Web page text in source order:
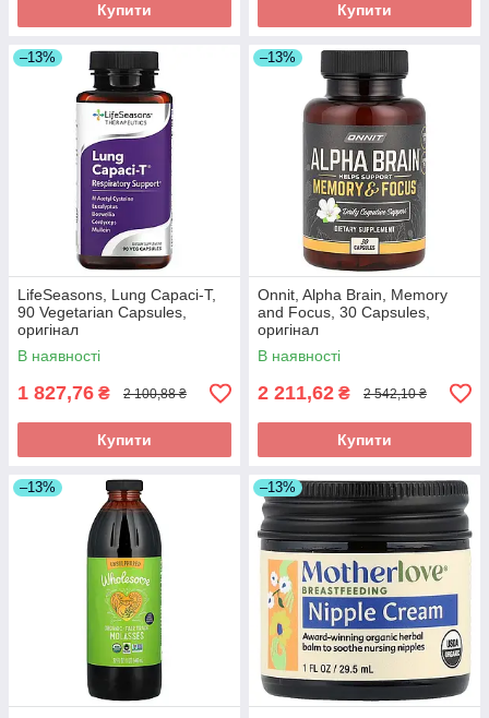
Купити Купити
–13%
LifeSeasons, Lung Capaci-T,
90 Vegetarian Capsules,
оригінал
В наявності
1 827,76 ₴ 2 100,88 ₴
Купити
–13%
Onnit, Alpha Brain, Memory
and Focus, 30 Capsules,
оригінал
В наявності
2 211,62 ₴ 2 542,10 ₴
Купити
–13% –13%